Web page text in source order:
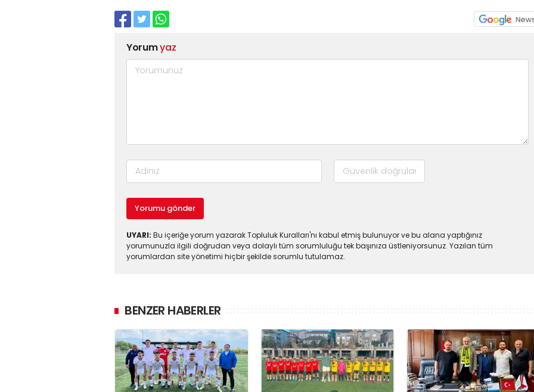
Yorumyaz
Yorumu gönder
UYARI: Bu içeriğe yorum yazarak Topluluk Kuralları'nı kabul etmiş bulunuyor ve bu alana yaptığınız
yorumunuzla ilgili doğrudan veya dolaylı tüm sorumluluğu tek başınıza üstleniyorsunuz. Yazılan tüm
yorumlardan site yönetimi hiçbir şekilde sorumlu tutulamaz.
BENZER HABERLER